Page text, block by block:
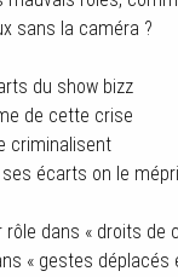
sans la caméra ?
du show bizz
de cette crise
criminalisent
écarts on le
rôle dans « droits de
« gestes déplacés